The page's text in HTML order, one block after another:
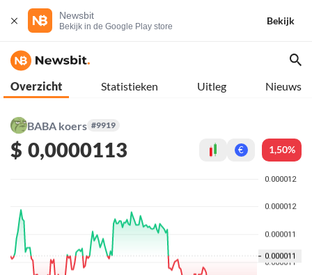
Newsbit
Bekijk in de Google Play store
Bekijk
Overzicht Statistieken Uitleg Nieuws
BABA koers #9919
$ 0,0000113 € 1,50%